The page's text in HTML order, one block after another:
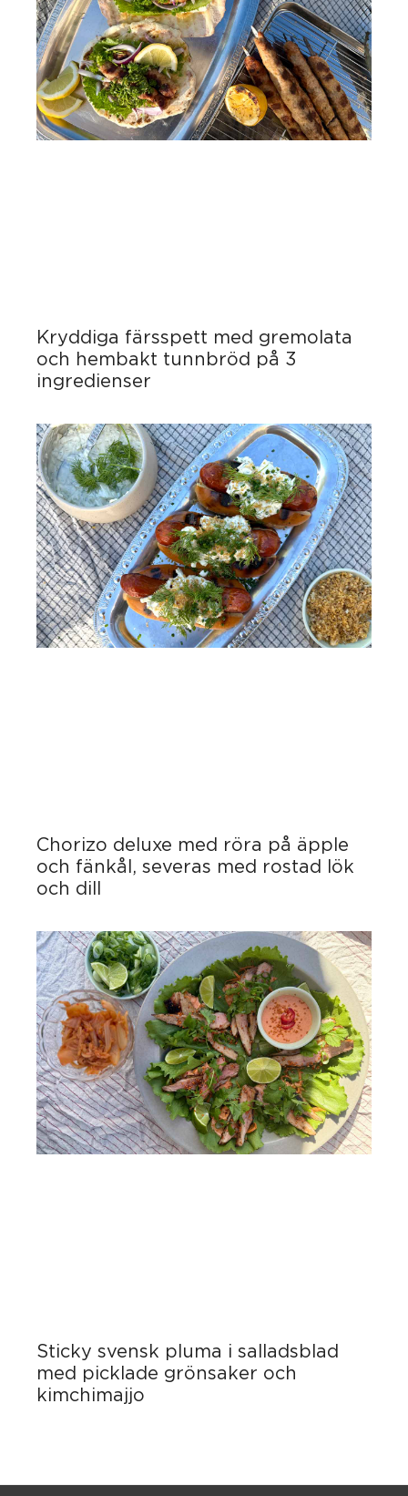
Kryddiga färsspett med gremolata
och hembakt tunnbröd på 3
ingredienser
Chorizo deluxe med röra på äpple
och fänkål, severas med rostad lök
och dill
Sticky svensk pluma i salladsblad
med picklade grönsaker och
kimchimajjo